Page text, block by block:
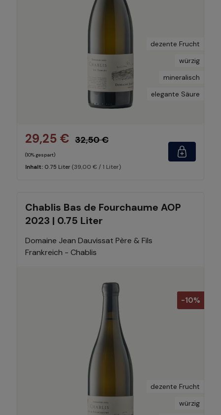
dezente Frucht
würzig
mineralisch
elegante Säure
29,25 € 32,50 €
(10% gespart)
Inhalt: 0.75 Liter (39,00 € / 1 Liter)
Chablis Bas de Fourchaume AOP
2023 | 0.75 Liter
Domaine Jean Dauvissat Père & Fils
Frankreich - Chablis
-10%
dezente Frucht
würzig